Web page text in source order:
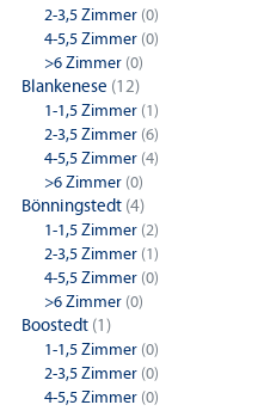
2-3,5 Zimmer (0)
4-5,5 Zimmer (0)
>6 Zimmer (0)
Blankenese (12)
1-1,5 Zimmer (1)
2-3,5 Zimmer (6)
4-5,5 Zimmer (4)
>6 Zimmer (0)
Bönningstedt (4)
1-1,5 Zimmer (2)
2-3,5 Zimmer (1)
4-5,5 Zimmer (0)
>6 Zimmer (0)
Boostedt (1)
1-1,5 Zimmer (0)
2-3,5 Zimmer (0)
4-5,5 Zimmer (0)